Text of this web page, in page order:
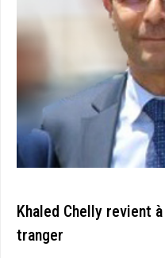
Khaled Chelly revient
tranger